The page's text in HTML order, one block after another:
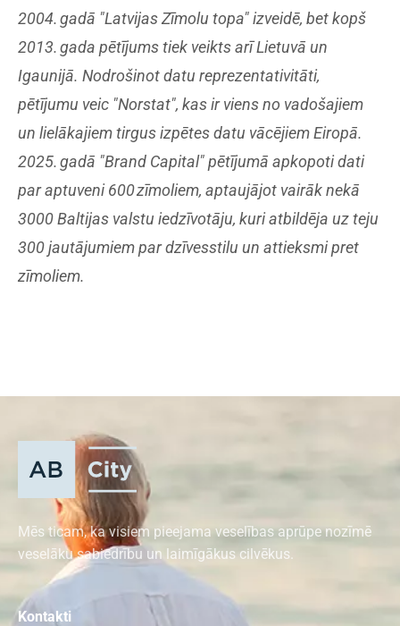
2004. gadā "Latvijas Zīmolu topa" izveidē, bet kopš
2013. gada pētījums tiek veikts arī Lietuvā un
Igaunijā. Nodrošinot datu reprezentativitāti,
pētījumu veic "Norstat", kas ir viens no vadošajiem
un lielākajiem tirgus izpētes datu vācējiem Eiropā.
2025. gadā "Brand Capital" pētījumā apkopoti dati
par aptuveni 600 zīmoliem, aptaujājot vairāk nekā
3000 Baltijas valstu iedzīvotāju, kuri atbildēja uz teju
300 jautājumiem par dzīvesstilu un attieksmi pret
zīmoliem.
Mēs ticam, ka visiem pieejama veselības aprūpe nozīmē
veselāku sabiedrību un laimīgākus cilvēkus.
Kontakti